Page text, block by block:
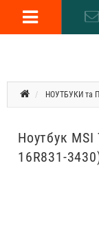
НОУТБУКИ та
Ноутбук MSI
16R831-